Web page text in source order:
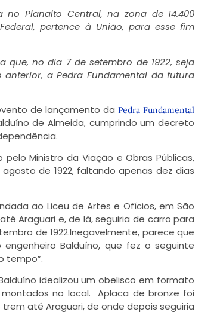
no Planalto Central, na zona de 14.400
pertence à União, para esse fim
que, no dia 7 de setembro de 1922, seja
a Pedra Fundamental da futura
de lançamento daPedra Fundamental
de Almeida, cumprindo um decreto
Ministro da Viação e Obras Públicas,
de 1922, faltando apenas dez dias
ao Liceu de Artes e Ofícios, em São
Araguari e, de lá, seguiria de carro para
de 1922.Inegavelmente, parece que
Balduíno, que fez o seguinte
tempo”.
idealizou um obelisco em formato
no local. Aplaca de bronze foi
até Araguari, de onde depois seguiria